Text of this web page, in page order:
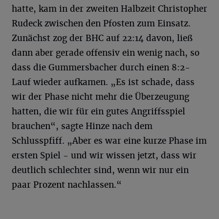
hatte, kam in der zweiten Halbzeit Christopher
Rudeck zwischen den Pfosten zum Einsatz.
Zunächst zog der BHC auf 22:14 davon, ließ
dann aber gerade offensiv ein wenig nach, so
dass die Gummersbacher durch einen 8:2-
Lauf wieder aufkamen. „Es ist schade, dass
wir der Phase nicht mehr die Überzeugung
hatten, die wir für ein gutes Angriffsspiel
brauchen“, sagte Hinze nach dem
Schlusspfiff. „Aber es war eine kurze Phase im
ersten Spiel - und wir wissen jetzt, dass wir
deutlich schlechter sind, wenn wir nur ein
paar Prozent nachlassen.“